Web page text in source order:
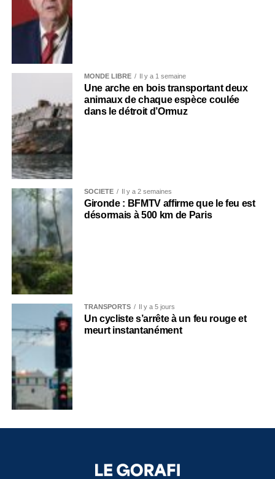
MONDE LIBRE Il y a 1 semaine
Une arche en bois transportant deux
animaux de chaque espèce coulée
dans le détroit d’Ormuz
SOCIÉTÉ Il y a 2 semaines
Gironde : BFMTV affirme que le feu est
désormais à 500 km de Paris
TRANSPORTS Il y a 5 jours
Un cycliste s’arrête à un feu rouge et
meurt instantanément